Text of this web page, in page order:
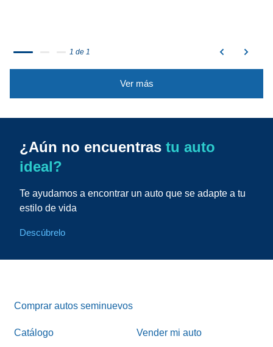
1 de 1
Ver más
¿Aún no encuentras tu auto
ideal?
Te ayudamos a encontrar un auto que se adapte a tu
estilo de vida
Descúbrelo
Comprar autos seminuevos
Catálogo Vender mi auto